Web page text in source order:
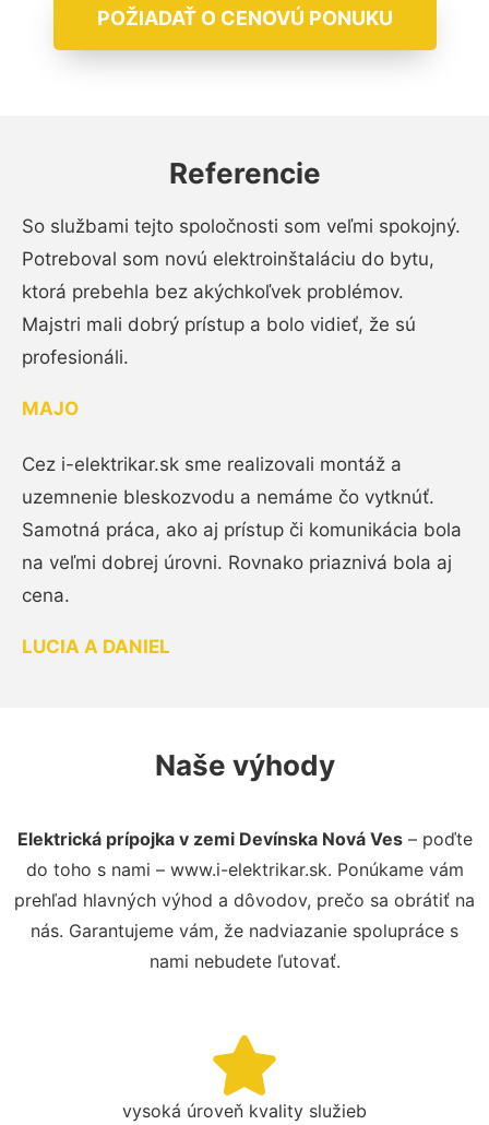
POŽIADAŤ O CENOVÚ PONUKU
Referencie
So službami tejto spoločnosti som veľmi spokojný.
Potreboval som novú elektroinštaláciu do bytu,
ktorá prebehla bez akýchkoľvek problémov.
Majstri mali dobrý prístup a bolo vidieť, že sú
profesionáli.
MAJO
Cez i-elektrikar.sk sme realizovali montáž a
uzemnenie bleskozvodu a nemáme čo vytknúť.
Samotná práca, ako aj prístup či komunikácia bola
na veľmi dobrej úrovni. Rovnako priaznivá bola aj
cena.
LUCIA A DANIEL
Naše výhody
Elektrická prípojka v zemi Devínska Nová Ves– poďte
do toho s nami – www.i-elektrikar.sk. Ponúkame vám
prehľad hlavných výhod a dôvodov, prečo sa obrátiť na
nás. Garantujeme vám, že nadviazanie spolupráce s
nami nebudete ľutovať.
vysoká úroveň kvality služieb